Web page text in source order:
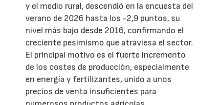
y el medio rural, descendió en la encuesta del
verano de 2026 hasta los -2,9 puntos, su
nivel más bajo desde 2016, confirmando el
creciente pesimismo que atraviesa el sector.
El principal motivo es el fuerte incremento
de los costes de producción, especialmente
en energía y fertilizantes, unido a unos
precios de venta insuficientes para